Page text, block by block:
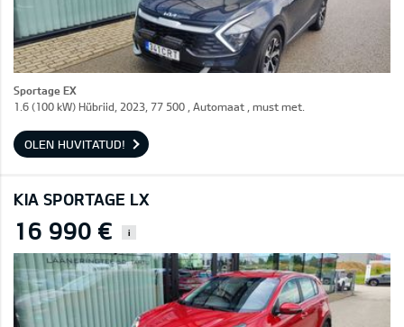
Sportage EX
1.6 (100 kW) Hübriid, 2023, 77 500 , Automaat , must met.
OLEN HUVITATUD!
KIA SPORTAGE LX
16 990 € i